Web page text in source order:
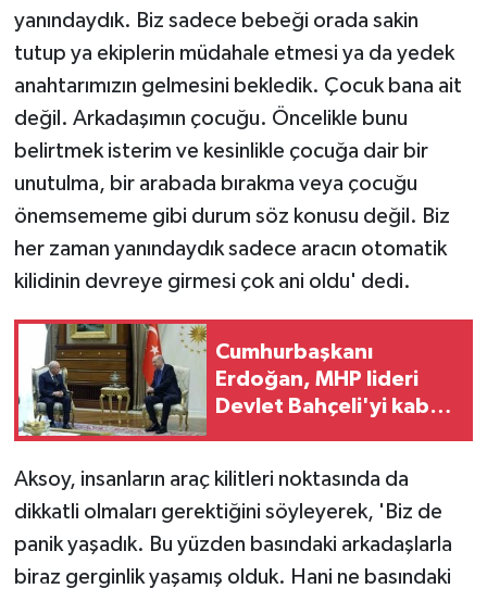
yanındaydık. Biz sadece bebeği orada sakin
tutup ya ekiplerin müdahale etmesi ya da yedek
anahtarımızın gelmesini bekledik. Çocuk bana ait
değil. Arkadaşımın çocuğu. Öncelikle bunu
belirtmek isterim ve kesinlikle çocuğa dair bir
unutulma, bir arabada bırakma veya çocuğu
önemsememe gibi durum söz konusu değil. Biz
her zaman yanındaydık sadece aracın otomatik
kilidinin devreye girmesi çok ani oldu' dedi.
Cumhurbaşkanı
Erdoğan, MHP lideri
Devlet Bahçeli'yi kabul
Aksoy, insanların araç kilitleri noktasında da
dikkatli olmaları gerektiğini söyleyerek, 'Biz de
panik yaşadık. Bu yüzden basındaki arkadaşlarla
biraz gerginlik yaşamış olduk. Hani ne basındaki